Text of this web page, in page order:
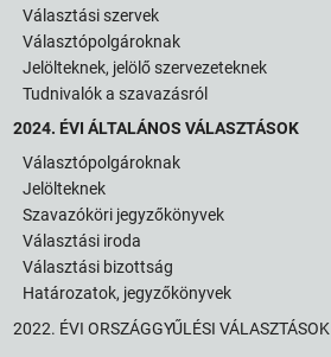
Választási szervek
Választópolgároknak
Jelölteknek, jelölő szervezeteknek
Tudnivalók a szavazásról
2024. ÉVI ÁLTALÁNOS VÁLASZTÁSOK
Választópolgároknak
Jelölteknek
Szavazóköri jegyzőkönyvek
Választási iroda
Választási bizottság
Határozatok, jegyzőkönyvek
2022. ÉVI ORSZÁGGYŰLÉSI VÁLASZTÁSOK